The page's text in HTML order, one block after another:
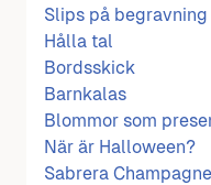
Slips på begravning
Hålla tal
Bordsskick
Barnkalas
Blommor som
När är Halloween?
Sabrera Champagne